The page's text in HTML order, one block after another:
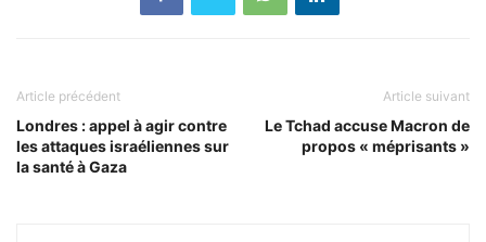
Article précédent
Londres : appel à agir contre
les attaques israéliennes sur
la santé à Gaza
Article suivant
Le Tchad accuse Macron de
propos « méprisants »